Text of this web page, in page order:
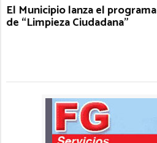
El Municipio lanza el programa
de “Limpieza Ciudadana”